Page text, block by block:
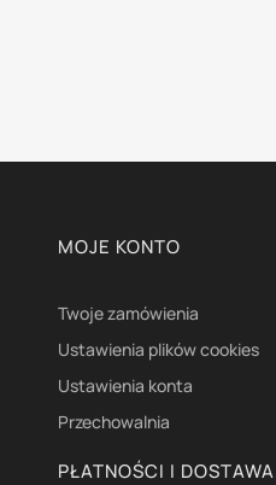
Linki w stopce
MOJE KONTO
Twoje zamówienia
Ustawienia plików cookies
Ustawienia konta
Przechowalnia
PŁATNOŚCI I DOSTAWA